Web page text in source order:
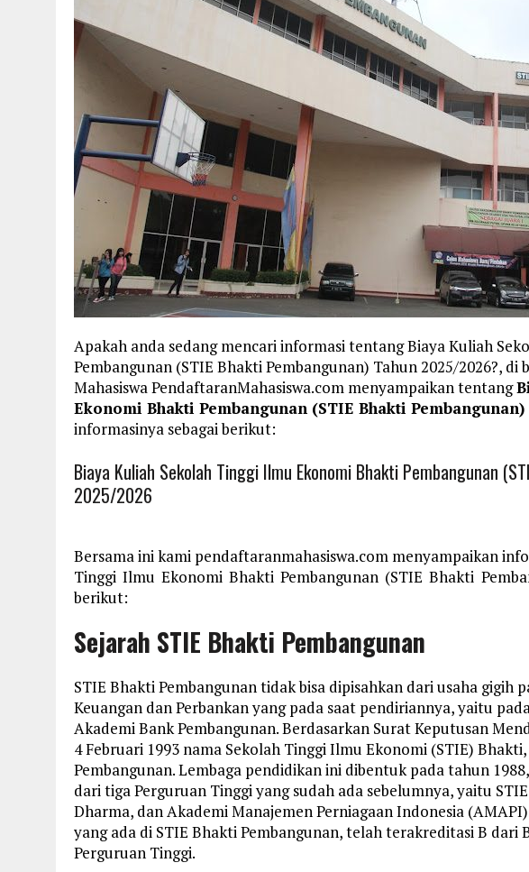
Apakah anda sedang mencari informasi tentang Biaya Kuliah
Pembangunan (STIE Bhakti Pembangunan) Tahun 2025/2026?,
Mahasiswa PendaftaranMahasiswa.com menyampaikan tentang
Ekonomi Bhakti Pembangunan (STIE Bhakti Pembangunan)
informasinya sebagai berikut:
Biaya Kuliah Sekolah Tinggi Ilmu Ekonomi Bhakti Pembangunan
2025/2026
Bersama ini kami pendaftaranmahasiswa.com menyampaikan
Tinggi Ilmu Ekonomi Bhakti Pembangunan (STIE Bhakti
berikut:
Sejarah STIE Bhakti Pembangunan
STIE Bhakti Pembangunan tidak bisa dipisahkan dari usaha gigih
Keuangan dan Perbankan yang pada saat pendiriannya, yaitu
Akademi Bank Pembangunan. Berdasarkan Surat Keputusan
4 Februari 1993 nama Sekolah Tinggi Ilmu Ekonomi (STIE)
Pembangunan. Lembaga pendidikan ini dibentuk pada tahun
dari tiga Perguruan Tinggi yang sudah ada sebelumnya, yaitu
Dharma, dan Akademi Manajemen Perniagaan Indonesia
yang ada di STIE Bhakti Pembangunan, telah terakreditasi B dari
Perguruan Tinggi.